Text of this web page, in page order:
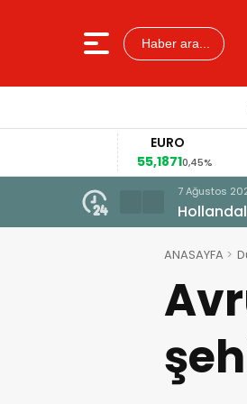
Haber ara...
EURO
55,1871
0,45%
7 Ağustos
ANASAYFA